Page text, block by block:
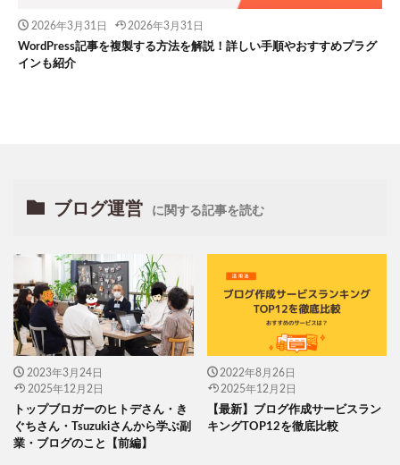
2026年3月31日 2026年3月31日
WordPress記事を複製する方法を解説！詳しい手順やおすすめプラグ
インも紹介
ブログ運営 に関する記事を読む
2023年3月24日
2025年12月2日
トップブロガーのヒトデさん・き
ぐちさん・Tsuzukiさんから学ぶ副
業・ブログのこと【前編】
2022年8月26日
2025年12月2日
【最新】ブログ作成サービスラン
キングTOP12を徹底比較